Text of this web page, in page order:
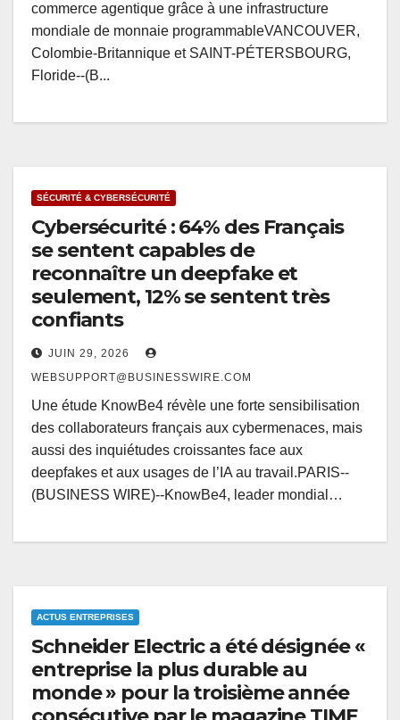
commerce agentique grâce à une infrastructure
mondiale de monnaie programmableVANCOUVER,
Colombie-Britannique et SAINT-PÉTERSBOURG,
Floride--(B...
SÉCURITÉ & CYBERSÉCURITÉ
Cybersécurité : 64% des Français
se sentent capables de
reconnaître un deepfake et
seulement, 12% se sentent très
confiants
JUIN 29, 2026
WEBSUPPORT@BUSINESSWIRE.COM
Une étude KnowBe4 révèle une forte sensibilisation
des collaborateurs français aux cybermenaces, mais
aussi des inquiétudes croissantes face aux
deepfakes et aux usages de l’IA au travail.PARIS--
(BUSINESS WIRE)--KnowBe4, leader mondial…
ACTUS ENTREPRISES
Schneider Electric a été désignée «
entreprise la plus durable au
monde » pour la troisième année